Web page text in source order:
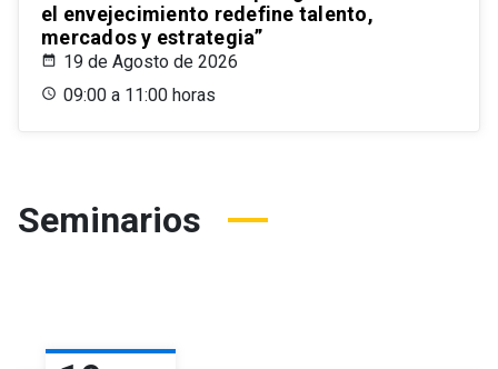
el envejecimiento redefine talento,
mercados y estrategia”
19 de Agosto de 2026
09:00 a 11:00 horas
Seminarios